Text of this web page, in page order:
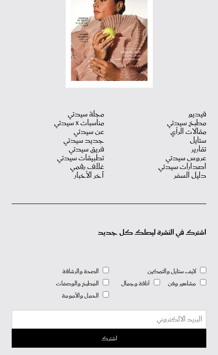
فيديو
مطبخ سيدتي
مقالات الرأي
ستايل
تقارير
عروس سيدتي
اصدارات سيدتي
دليل السفر
مجلة سيدتي
مناسبات X سيدتي
عن سيدتي
جديد سيدتي
فريق سيدتي
تطبيقات سيدتي
غلاف رقمي
آخر الأخبار
اشترك في النشرة ليصلك كل جديد
لايف ستايل والتمكين
مشاهير وفن
أناقة وجمال
الصحة والرشاقة
المطبخ والوصفات
الحمل والأمومة